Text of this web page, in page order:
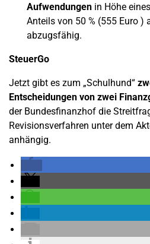
Aufwendungen in Höhe
Anteils von 50 % (555 Euro )
abzugsfähig.
SteuerGo
Jetzt gibt es zum „Schulhund“
Entscheidungen von zwei
der Bundesfinanzhof die
Revisionsverfahren unter dem
anhängig.